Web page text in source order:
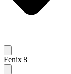
Fenix 8